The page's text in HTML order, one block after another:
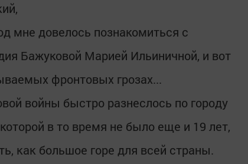
мне довелось познакомиться с
Бажуковой Марией Ильиничной, и вот
фронтовых грозах...
войны быстро разнеслось по городу
в то время не было еще и 19 лет,
как большое горе для всей страны.